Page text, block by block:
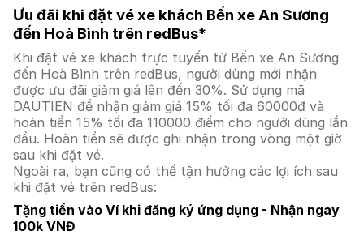
Ưu đãi khi đặt vé xe khách Bến xe An Sương
đến Hoà Bình trên redBus*
Khi đặt vé xe khách trực tuyến từ Bến xe An Sương
đến Hoà Bình trên redBus, người dùng mới nhận
được ưu đãi giảm giá lên đến 30%. Sử dụng mã
DAUTIEN để nhận giảm giá 15% tối đa 60000đ và
hoàn tiền 15% tối đa 110000 điểm cho người dùng lần
đầu. Hoàn tiền sẽ được ghi nhận trong vòng một giờ
sau khi đặt vé.
Ngoài ra, bạn cũng có thể tận hưởng các lợi ích sau
khi đặt vé trên redBus:
Tặng tiền vào Ví khi đăng ký ứng dụng - Nhận ngay
100k VNĐ